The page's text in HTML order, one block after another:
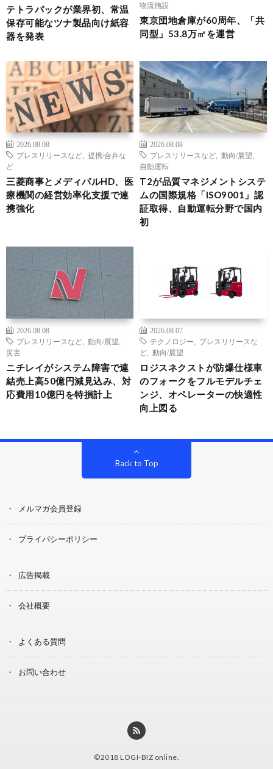
テトラパックが業界初、常温
保存可能なツナ製品向け紙容
器を発表
物流施設
東京団地倉庫が60周年、「共
同型」53.8万㎡を運営
2026.08.08
プレスリリースなど
提携/合弁な
ど
三菱商事とメディパルHD、医
療機関の経営効率化支援で連
携強化
2026.08.08
プレスリリースなど
動向/展望
自動運転
T2が品質マネジメントシステ
ムの国際規格「ISO9001」認
証取得、自動運転分野で国内
初
2026.08.08
プレスリリースなど
動向/展望
災害
ニチレイがシステム障害で連
結売上高50億円減見込み、対
応費用10億円を特損計上
2026.08.07
テクノロジー
プレスリリースな
ど
動向/展望
ロジスネクストが防爆仕様車
のフォークをフルモデルチェ
ンジ、オペレーターの快適性
向上図る
Back to Top
メルマガ会員登録
プライバシーポリシー
広告掲載
会社概要
よくある質問
お問い合わせ
©2018 LOGI-BIZ online